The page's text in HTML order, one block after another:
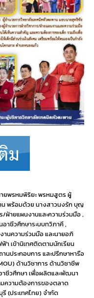
ยพรหมพิริยะ พรหมสูตร ผู้
น พร้อมด้วย นางสาวนงรัก บุญ
ฝ่ายแผนงานและความร่วมมือ ,
าชีวศึกษาระบบทวิภาคี ,
นความร่วมมือ และนายอภิ
า เข้านิเทศติดตามนักเรียน
ประกอบการ และปรึกษาหารือ
ด้านวิชาการ ด้านวิชาชีพ
ชีวศึกษา เพื่อผลิตและพัฒนา
ความต้องการของตลาด
(ประเทศไทย) จำกัด